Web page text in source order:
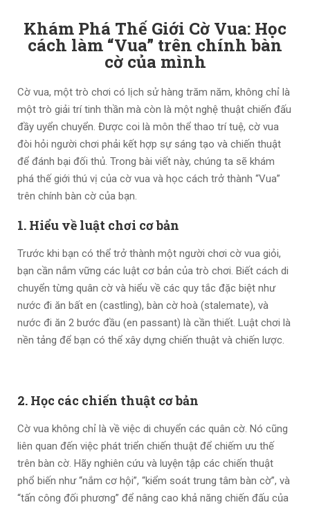
Khám Phá Thế Giới Cờ Vua: Học
cách làm “Vua” trên chính bàn
cờ của mình
Cờ vua, một trò chơi có lịch sử hàng trăm năm, không chỉ là
một trò giải trí tinh thần mà còn là một nghệ thuật chiến đấu
đầy uyển chuyển. Được coi là môn thể thao trí tuệ, cờ vua
đòi hỏi người chơi phải kết hợp sự sáng tạo và chiến thuật
để đánh bại đối thủ. Trong bài viết này, chúng ta sẽ khám
phá thế giới thú vị của cờ vua và học cách trở thành “Vua”
trên chính bàn cờ của bạn.
1. Hiểu về luật chơi cơ bản
Trước khi bạn có thể trở thành một người chơi cờ vua giỏi,
bạn cần nắm vững các luật cơ bản của trò chơi. Biết cách di
chuyển từng quân cờ và hiểu về các quy tắc đặc biệt như
nước đi ăn bất en (castling), bàn cờ hoà (stalemate), và
nước đi ăn 2 bước đầu (en passant) là cần thiết. Luật chơi là
nền tảng để bạn có thể xây dựng chiến thuật và chiến lược.
2. Học các chiến thuật cơ bản
Cờ vua không chỉ là về việc di chuyển các quân cờ. Nó cũng
liên quan đến việc phát triển chiến thuật để chiếm ưu thế
trên bàn cờ. Hãy nghiên cứu và luyện tập các chiến thuật
phổ biến như “nắm cơ hội”, “kiểm soát trung tâm bàn cờ”, và
“tấn công đối phương” để nâng cao khả năng chiến đấu của